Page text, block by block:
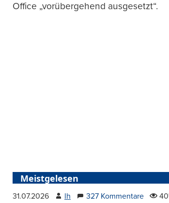
Office „vorübergehend ausgesetzt“.
Meistgelesen
31.07.2026 lh 327 Kommentare